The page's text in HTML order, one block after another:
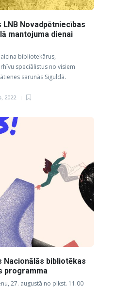
Novadpētniecības
mantojuma dienai
bibliotekārus,
speciālistus no visiem
sarunās Siguldā.
2022
Nacionālās bibliotēkas
programma
27. augustā no plkst. 11.00